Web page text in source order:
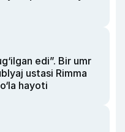
edi”. Bir umr
ustasi Rimma
hayoti